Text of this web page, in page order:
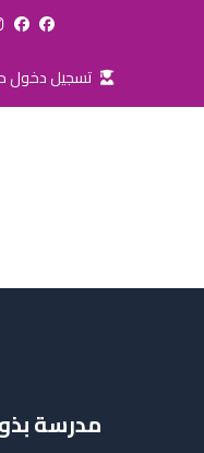
تسجيل دخول
مدرسة